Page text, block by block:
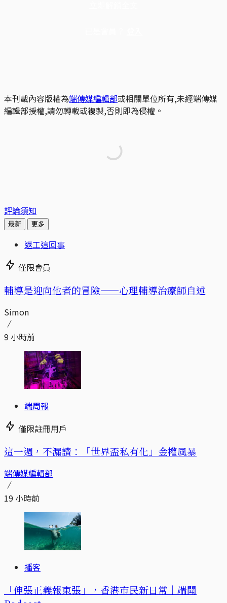
本刊載內容版權為端傳媒編輯部或相關單位所有,未經端傳媒
編輯部授權,請勿轉載或複製,否則即為侵權。
評論須知
最新 更多
返工這回事
僅限會員
輔導是迎向他者的冒險——心理輔導治療師自述
Simon
9 小時前
端周報
僅限註冊用戶
這一週，不漏讀：「世界盃私有化」金權風暴
端傳媒編輯部
19 小時前
播客
「伸張正義報東張」，香港市民新日常｜端聞